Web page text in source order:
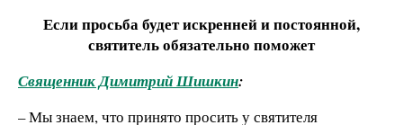
Если просьба будет искренней и постоянной,
святитель обязательно поможет
Священник Димитрий Шишкин:
– Мы знаем, что принято просить у святителя